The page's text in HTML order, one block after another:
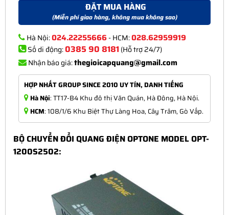
ĐẶT MUA HÀNG
(Miễn phí giao hàng, không mua không sao)
Hà Nội:024.22255666- HCM:028.62959919
Số di động:0385 90 8181(Hỗ trợ 24/7)
Nhận báo giá:thegioicapquang@gmail.com
HỢP NHẤT GROUP SINCE 2010 UY TÍN, DANH TIẾNG
Hà Nội: TT17-B4 Khu đô thị Văn Quán, Hà Đông, Hà Nội.
HCM: 108/1/6 Khu Biệt Thự Làng Hoa, Cây Trâm, Gò Vấp.
BỘ CHUYỂN ĐỔI QUANG ĐIỆN OPTONE MODEL OPT-
1200S2502: